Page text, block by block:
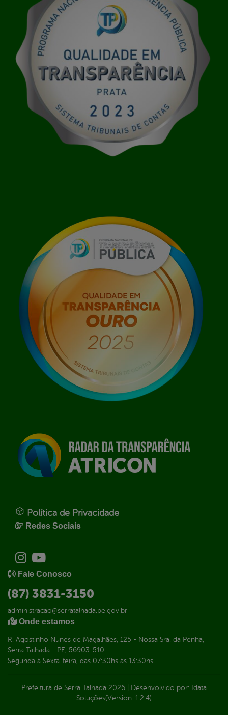
Política de Privacidade
Redes Sociais
Fale Conosco
(87) 3831-3150
administracao@serratalhada.pe.gov.br
Onde estamos
R. Agostinho Nunes de Magalhães, 125 - Nossa Sra. da Penha,
Serra Talhada - PE, 56903-510
Segunda à Sexta-feira, das 07:30hs às 13:30hs
Prefeitura de Serra Talhada 2026 Desenvolvido por: Idata
Soluções(Version: 1.2.4)